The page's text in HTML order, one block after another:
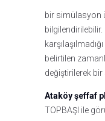
bir simülasyon
belirtilen
değiştirilerek
Ataköy şeffaf
TOPBAŞI ile